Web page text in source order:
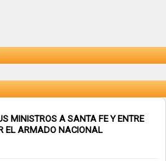
MINISTROS A SANTA FE Y ENTRE
EL ARMADO NACIONAL